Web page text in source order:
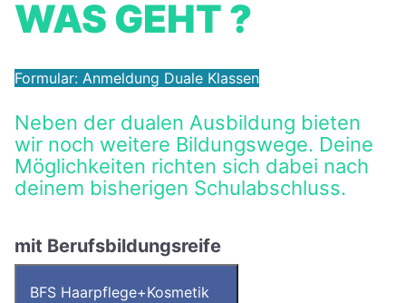
WAS GEHT ?
Formular: Anmeldung Duale Klassen
Neben der dualen Ausbildung bieten
wir noch weitere Bildungswege. Deine
Möglichkeiten richten sich dabei nach
deinem bisherigen Schulabschluss.
mit Berufsbildungsreife
BFS Haarpflege+Kosmetik